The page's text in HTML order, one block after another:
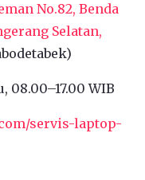
No.82, Benda
Selatan,
08.00–17.00 WIB
servis-laptop-